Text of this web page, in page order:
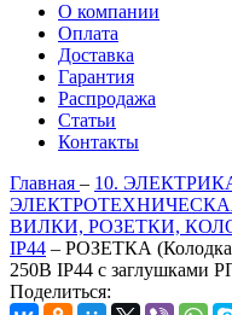
О компании
Оплата
Доставка
Гарантия
Распродажа
Статьи
Контакты
Главная – 10.
ЭЛЕКТРОТЕХНИЧЕСКАЯ
ВИЛКИ, РОЗЕТКИ,
IP44 – РОЗЕТКА
250В IP44 с заглушками
Поделиться: